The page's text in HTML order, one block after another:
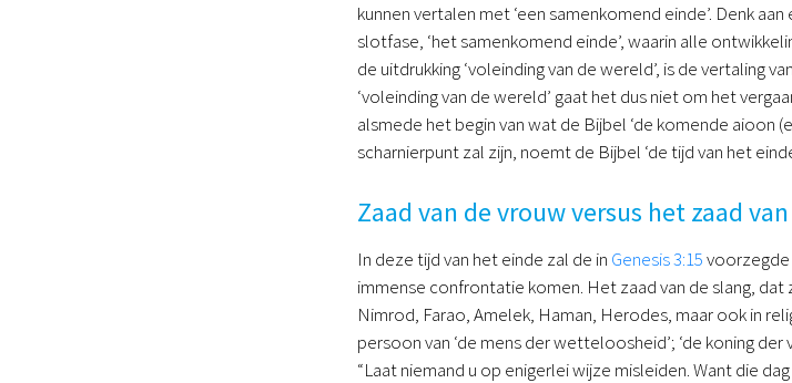
kunnen vertalen met ‘een samenkomend einde’. Denk
slotfase, ‘het samenkomend einde’, waarin alle
de uitdrukking ‘voleinding van de wereld’, is de vertaling
‘voleinding van de wereld’ gaat het dus niet om het
alsmede het begin van wat de Bijbel ‘de komende aioon
scharnierpunt zal zijn, noemt de Bijbel ‘de tijd van het
Zaad van de vrouw versus het zaad
In deze tijd van het einde zal de in Genesis 3:15voorzegde
immense confrontatie komen. Het zaad van de slang, dat
Nimrod, Farao, Amelek, Haman, Herodes, maar ook in
persoon van ‘de mens der wetteloosheid’; ‘de koning der
“Laat niemand u op enigerlei wijze misleiden. Want die